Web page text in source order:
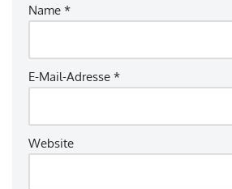
Name *
E-Mail-Adresse *
Website